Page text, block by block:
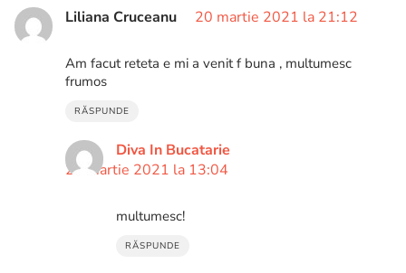
Liliana Cruceanu 20 martie 2021 la 21:12
Am facut reteta e mi a venit f buna , multumesc
frumos
RĂSPUNDE
Diva In Bucatarie
21 martie 2021 la 13:04
multumesc!
RĂSPUNDE